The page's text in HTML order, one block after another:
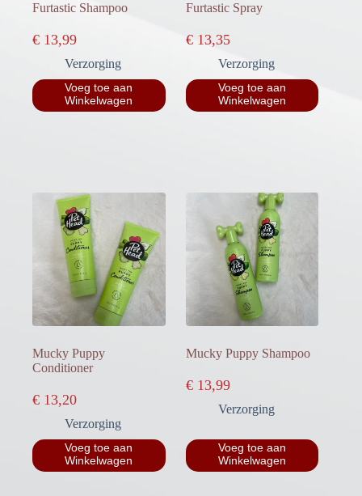
Furtastic Shampoo
€ 13,99
Verzorging
Voeg toe aan
Winkelwagen
Furtastic Spray
€13,35
Verzorging
Voeg toe aan
Winkelwagen
Mucky Puppy
Conditioner
€ 13,20
Verzorging
Voeg toe aan
Winkelwagen
Mucky Puppy Shampoo
€13,99
Verzorging
Voeg toe aan
Winkelwagen